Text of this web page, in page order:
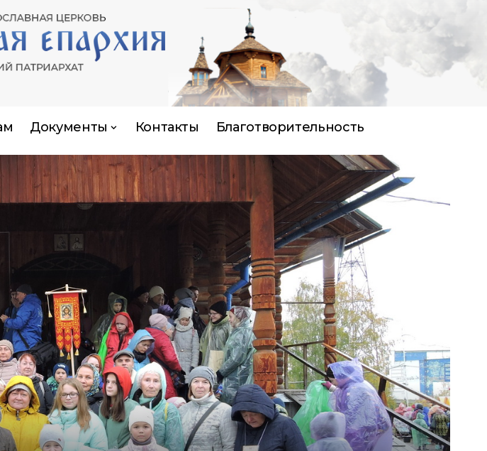
Документы Контакты Благотворительность